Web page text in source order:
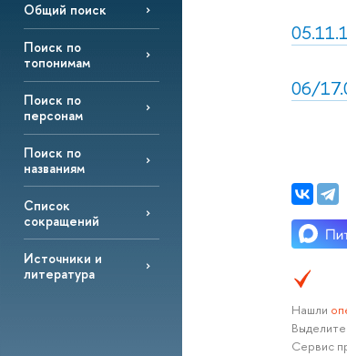
Общий поиск
Поиск по
топонимам
Поиск по
персонам
Поиск по
названиям
Список
сокращений
Источники и
литература
06/
Нашли
Сервис